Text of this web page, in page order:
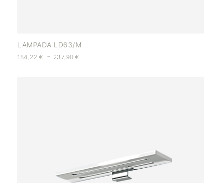
LAMPADA LD63/M
184,22 € - 237,90€